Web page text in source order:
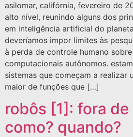
asilomar, califórnia, fevereiro de
alto nível, reunindo alguns dos
em inteligência artificial do
deveríamos impor limites às
à perda de controle humano
computacionais autônomos.
sistemas que começam a realizar
maior de funções que […]
robôs [1]: fora
como? quando?